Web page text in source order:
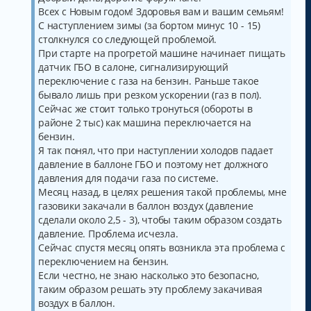
Всех с Новым годом! Здоровья вам и вашим семьям!
С наступлением зимы (за бортом минус 10 - 15)
столкнулся со следующей проблемой.
При старте на прогретой машине начинает пищать
датчик ГБО в салоне, сигнализирующий
переключение с газа на бензин. Раньше такое
бывало лишь при резком ускорении (газ в пол).
Сейчас же стоит только тронуться (обороты в
районе 2 тыс) как машина переключается на
бензин.
Я так понял, что при наступлении холодов падает
давление в баллоне ГБО и поэтому нет должного
давления для подачи газа по системе.
Месяц назад, в целях решения такой проблемы, мне
газовики закачали в баллон воздух (давление
сделали около 2,5 - 3), чтобы таким образом создать
давление. Проблема исчезла.
Сейчас спустя месяц опять возникла эта проблема с
переключением на бензин.
Если честно, не знаю насколько это безопасно,
таким образом решать эту проблему закачивая
воздух в баллон.